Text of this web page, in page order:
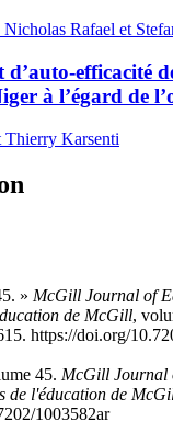
Rafael et
efficacité
à l’égard de
Karsenti
» McGill Journal of
de McGill,
https://doi.org/
45. McGill Journal
de l'éducation de
1003582ar